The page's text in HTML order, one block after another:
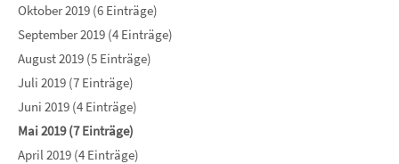
Oktober 2019 (6 Einträge)
September 2019 (4 Einträge)
August 2019 (5 Einträge)
Juli 2019 (7 Einträge)
Juni 2019 (4 Einträge)
Mai 2019 (7 Einträge)
April 2019 (4 Einträge)